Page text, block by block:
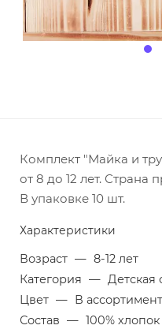
Комплект "Майка и
от 8 до 12 лет. Страна
В упаковке 10 шт.
Характеристики
Возраст — 8-12 лет
Категория — Детская
Цвет — В
Состав — 100% хлопок